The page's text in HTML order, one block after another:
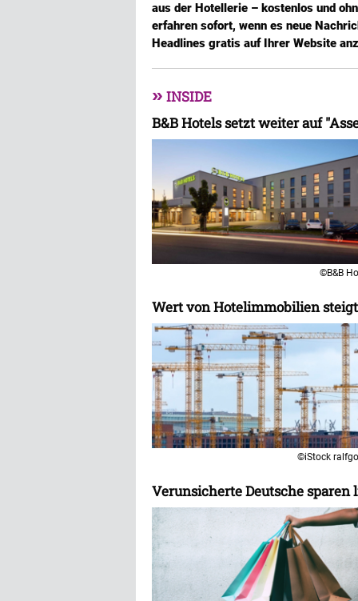
aus der Hotellerie – kostenlos und
erfahren sofort, wenn es neue
Headlines gratis auf Ihrer Website
» INSIDE
B&B Hotels setzt weiter auf
©B&B
Wert von Hotelimmobilien
©iStock
Verunsicherte Deutsche sparen